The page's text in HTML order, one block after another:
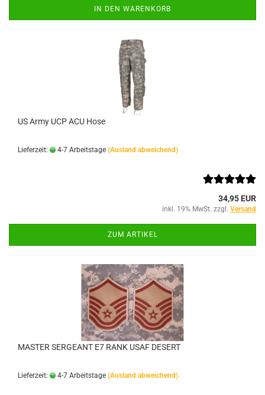
IN DEN WARENKORB
US Army UCP ACU Hose
Lieferzeit: 4-7 Arbeitstage (Ausland abweichend)
34,95 EUR
inkl. 19% MwSt. zzgl. Versand
ZUM ARTIKEL
MASTER SERGEANT E7 RANK USAF DESERT
Lieferzeit: 4-7 Arbeitstage (Ausland abweichend)